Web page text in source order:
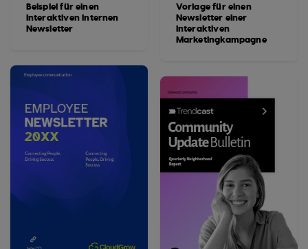
Beispiel für einen
interaktiven internen
Newsletter
Vorlage für einen
Newsletter einer
interaktiven
Marketingkampagne